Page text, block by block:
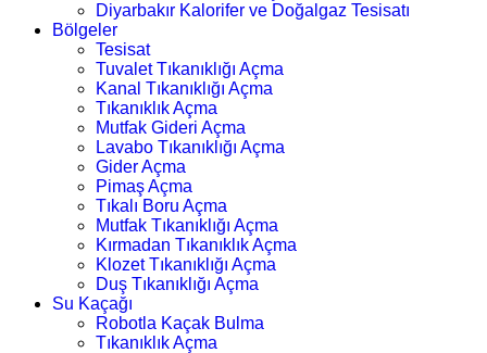
Diyarbakır Kalorifer ve Doğalgaz Tesisatı
Bölgeler
Tesisat
Tuvalet Tıkanıklığı Açma
Kanal Tıkanıklığı Açma
Tıkanıklık Açma
Mutfak Gideri Açma
Lavabo Tıkanıklığı Açma
Gider Açma
Pimaş Açma
Tıkalı Boru Açma
Mutfak Tıkanıklığı Açma
Kırmadan Tıkanıklık Açma
Klozet Tıkanıklığı Açma
Duş Tıkanıklığı Açma
Su Kaçağı
Robotla Kaçak Bulma
Tıkanıklık Açma